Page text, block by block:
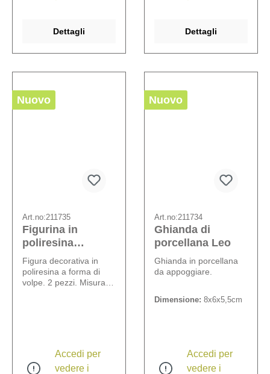
Dettagli Dettagli
Nuovo
Art.no:211735
Figurina in
poliresina
Volpetta
Figura decorativa in
poliresina a forma di
volpe. 2 pezzi. Misura: 5
Accedi per
vedere i
Nuovo
Art.no:211734
Ghianda di
porcellana Leo
Ghianda in porcellana
da appoggiare.
Dimensione: 8x6x5,5cm
Accedi per
vedere i